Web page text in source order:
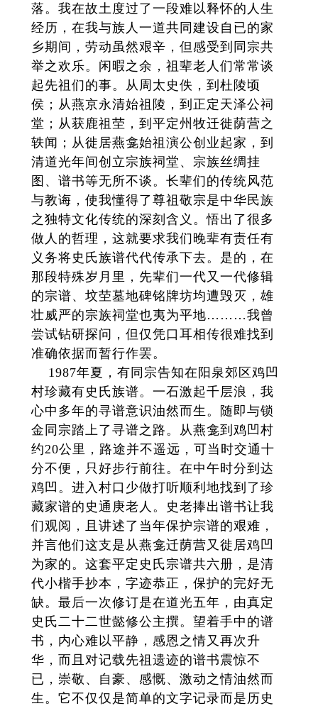
落。我在故土度过了一段难以释怀的人生
经历，在我与族人一道共同建设自已的家
乡期间，劳动虽然艰辛，但感受到同宗共
举之欢乐。闲暇之余，祖辈老人们常常谈
起先祖们的事。从周太史佚，到杜陵顷
侯；从燕京永清始祖陵，到正定天泽公祠
堂；从获鹿祖茔，到平定州牧迁徙荫营之
轶闻；从徙居燕龛始祖演公创业起家，到
清道光年间创立宗族祠堂、宗族丝绸挂
图、谱书等无所不谈。长辈们的传统风范
与教诲，使我懂得了尊祖敬宗是中华民族
之独特文化传统的深刻含义。悟出了很多
做人的哲理，这就要求我们晚辈有责任有
义务将史氏族谱代代传承下去。是的，在
那段特殊岁月里，先辈们一代又一代修辑
的宗谱、坟茔墓地碑铭牌坊均遭毁灭，雄
壮威严的宗族祠堂也夷为平地………我曾
尝试钻研探问，但仅凭口耳相传很难找到
准确依据而暂行作罢。
1987年夏，有同宗告知在阳泉郊区鸡凹
村珍藏有史氏族谱。一石激起千层浪，我
心中多年的寻谱意识油然而生。随即与锁
金同宗踏上了寻谱之路。从燕龛到鸡凹村
约20公里，路途并不遥远，可当时交通十
分不便，只好步行前往。在中午时分到达
鸡凹。进入村口少做打听顺利地找到了珍
藏家谱的史通庚老人。史老捧出谱书让我
们观阅，且讲述了当年保护宗谱的艰难，
并言他们这支是从燕龛迁荫营又徙居鸡凹
为家的。这套平定史氏宗谱共六册，是清
代小楷手抄本，字迹恭正，保护的完好无
缺。最后一次修订是在道光五年，由真定
史氏二十二世懿修公主撰。望着手中的谱
书，内心难以平静，感恩之情又再次升
华，而且对记载先祖遗迹的谱书震惊不
已，崇敬、自豪、感慨、激动之情油然而
生。它不仅仅是简单的文字记录而是历史